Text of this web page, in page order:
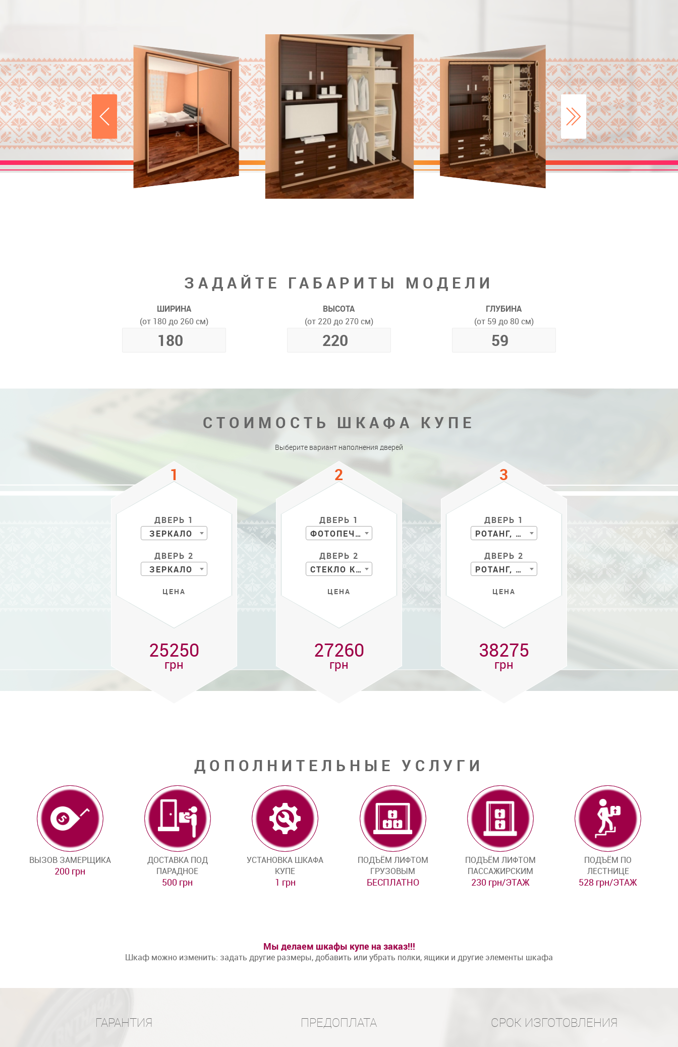
ЗАДАЙТЕ ГАБАРИТЫ МОДЕЛИ
ШИРИНА
(от 180 до 260 см)
ВЫСОТА
(от 220 до 270 см)
ГЛУБИНА
(от 59 до 80 см)
СТОИМОСТЬ ШКАФА КУПЕ
Выберите вариант наполнения дверей
ДВЕРЬ 1
ЗЕРКАЛО
ДВЕРЬ 2
ЗЕРКАЛО
ЦЕНА
25250
грн
ДВЕРЬ 1
ФОТОПЕЧАТЬ
ДВЕРЬ 2
СТЕКЛО КРАШЕН.
ЦЕНА
27260
грн
ДВЕРЬ 1
РОТАНГ, БАМБУК
ДВЕРЬ 2
РОТАНГ, БАМБУК
ЦЕНА
38275
грн
ДОПОЛНИТЕЛЬНЫЕ УСЛУГИ
ВЫЗОВ ЗАМЕРЩИКА
200 грн
ДОСТАВКА ПОД
ПАРАДНОЕ
500 грн
УСТАНОВКА ШКАФА
КУПЕ
1 грн
ПОДЪЁМ ЛИФТОМ
ГРУЗОВЫМ
БЕСПЛАТНО
ПОДЪЁМ ЛИФТОМ
ПАССАЖИРСКИМ
230 грн/ЭТАЖ
ПОДЪЁМ ПО
ЛЕСТНИЦЕ
528 грн/ЭТАЖ
Мы делаем шкафы купе на заказ!!!
Шкаф можно изменить: задать другие размеры, добавить или убрать полки, ящики и другие элементы шкафа
ГАРАНТИЯ ПРЕДОПЛАТА СРОК ИЗГОТОВЛЕНИЯ